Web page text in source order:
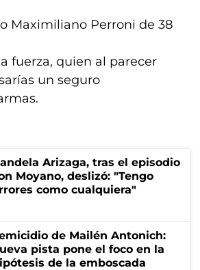
Maximiliano Perroni de 38
fuerza, quien al parecer
un seguro
Arizaga, tras el episodio
Moyano, deslizó: "Tengo
como cualquiera"
de Mailén Antonich:
pista pone el foco en la
de la emboscada